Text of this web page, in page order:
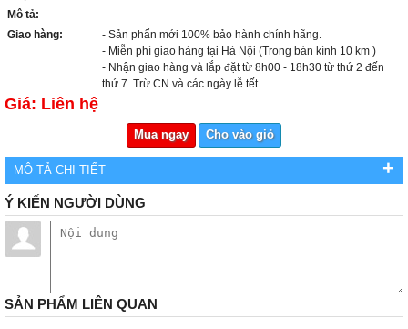
Mô tả:
Giao hàng:
- Sản phẩn mới 100% bảo hành chính hãng.
- Miễn phí giao hàng tại Hà Nội (Trong bán kính 10 km )
- Nhận giao hàng và lắp đặt từ 8h00 - 18h30 từ thứ 2 đến
thứ 7. Trừ CN và các ngày lễ tết.
Giá: Liên hệ
Mua ngay Cho vào giỏ
MÔ TẢ CHI TIẾT +
Ý KIẾN NGƯỜI DÙNG
SẢN PHẨM LIÊN QUAN